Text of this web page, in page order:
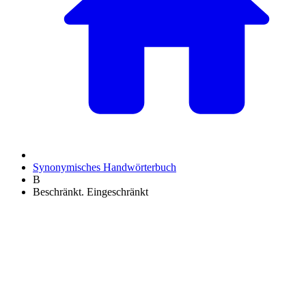
Synonymisches Handwörterbuch
B
Beschränkt. Eingeschränkt